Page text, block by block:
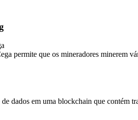
permite que os mineradores minerem
dados em uma blockchain que contém